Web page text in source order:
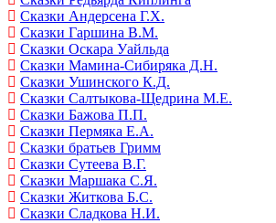
Сказки Андерсена Г.Х.
Сказки Гаршина В.М.
Сказки Оскара Уайльда
Сказки Мамина-Сибиряка Д.Н.
Сказки Ушинского К.Д.
Сказки Салтыкова-Щедрина М.Е.
Сказки Бажова П.П.
Сказки Пермяка Е.А.
Сказки братьев Гримм
Сказки Сутеева В.Г.
Сказки Маршака С.Я.
Сказки Житкова Б.С.
Сказки Сладкова Н.И.